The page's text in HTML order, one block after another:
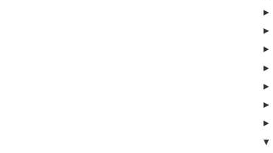
►
►
►
►
►
►
►
▼